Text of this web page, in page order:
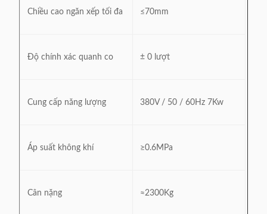
Chiều cao ngăn xếp tối đa ≤70mm
Độ chính xác quanh co ± 0 lượt
Cung cấp năng lượng 380V / 50 / 60Hz 7Kw
Áp suất không khí ≥0.6MPa
Cân nặng ≈2300Kg